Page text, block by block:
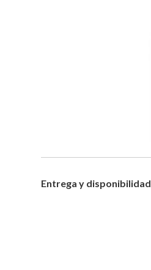
Entrega y disponibilidad